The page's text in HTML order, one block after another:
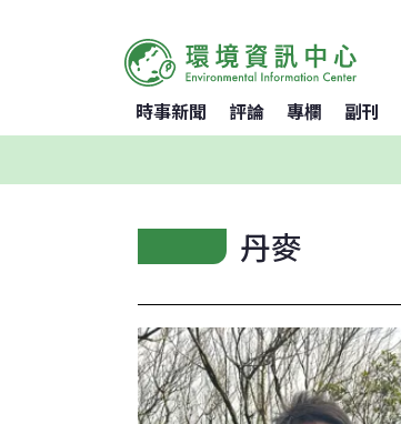
時事新聞 評論 專欄 副刊
丹麥